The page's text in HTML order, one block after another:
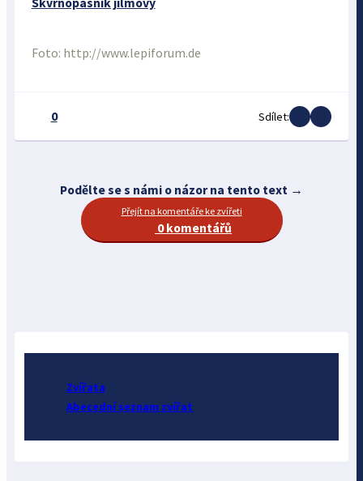
Foto: http://www.lepiforum.de
0 Sdílet:
Podělte se s námi o názor na tento text →
Přejít na komentáře ke zvířeti
0 komentářů
Zvířata
Abecední seznam zvířat